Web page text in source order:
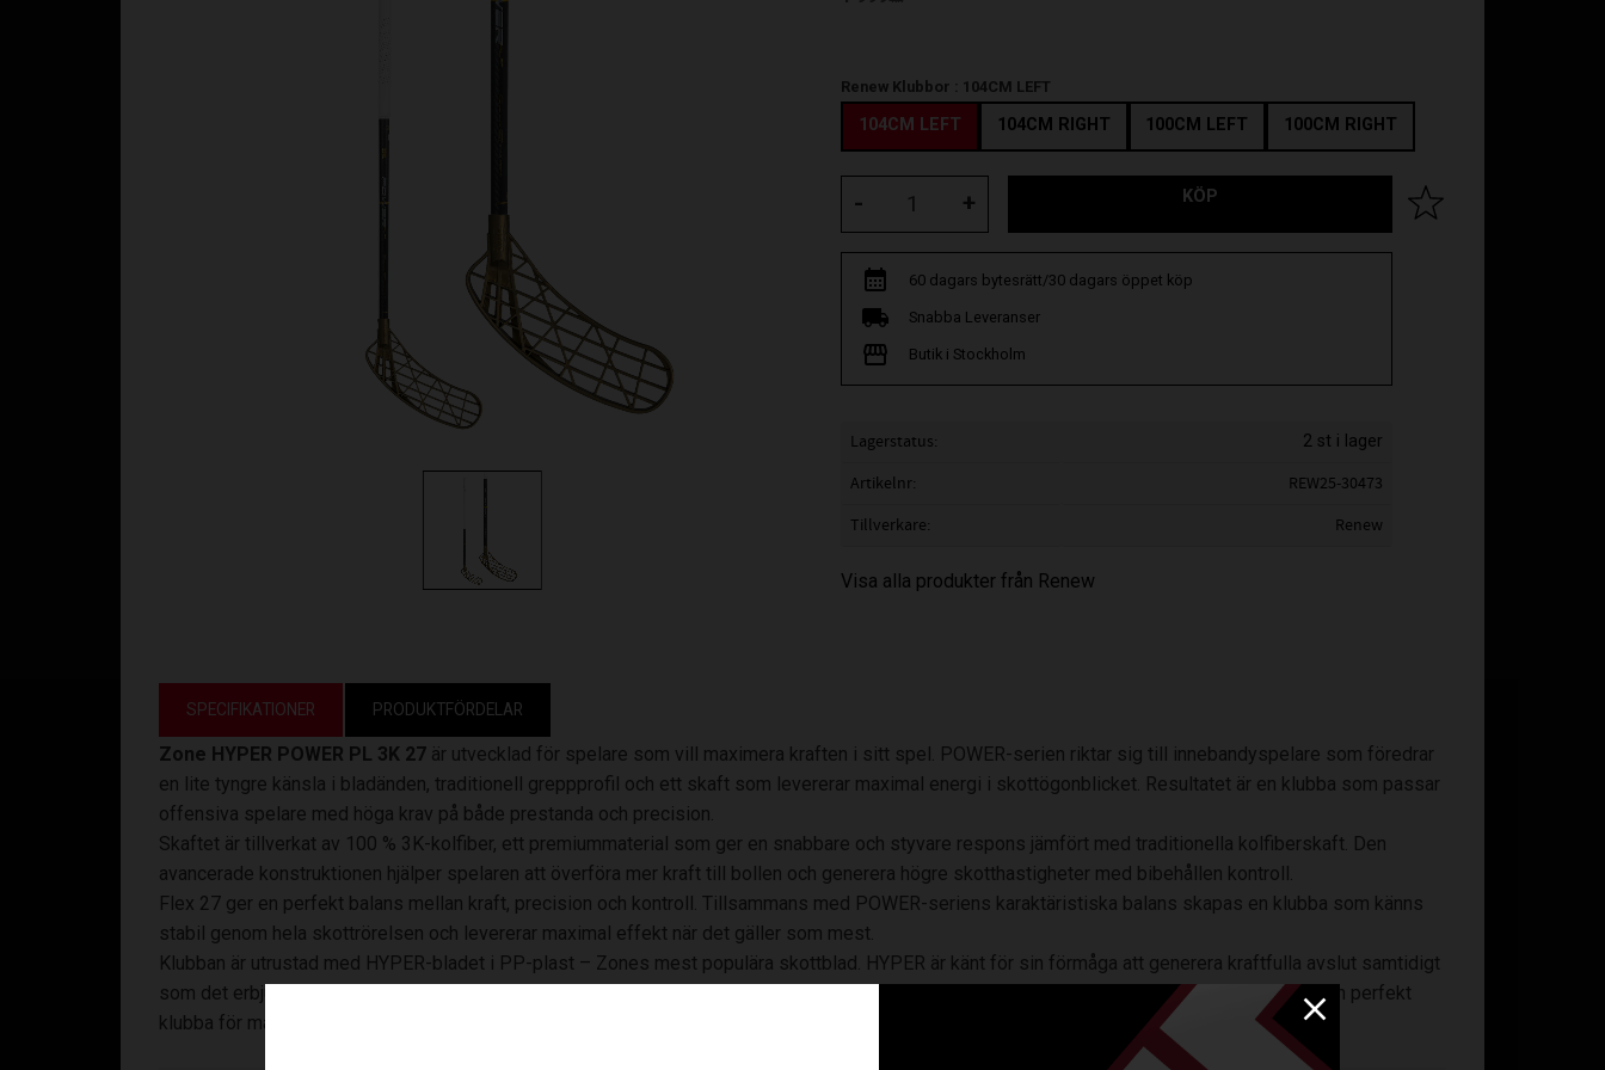
Renew Klubbor : 104CM LEFT
104CM LEFT 104CM RIGHT 100CM LEFT 100CM RIGHT
+
- KÖP Lägg till i favoriter
60 dagars bytesrätt/30 dagars öppet köp
Snabba Leveranser
Butik i Stockholm
Lagerstatus 2 st i lager
Artikelnr
REW25-30473
Tillverkare
Renew
Visa alla produkter från Renew
SPECIFIKATIONER PRODUKTFÖRDELAR
Zone HYPER POWER PL 3K 27är utvecklad för spelare som vill maximera kraften i sitt spel. POWER-serien riktar sig till innebandyspelare som föredrar
en lite tyngre känsla i bladänden, traditionell greppprofil och ett skaft som levererar maximal energi i skottögonblicket. Resultatet är en klubba som passar
offensiva spelare med höga krav på både prestanda och precision.
Skaftet är tillverkat av 100 % 3K-kolfiber, ett premiummaterial som ger en snabbare och styvare respons jämfört med traditionella kolfiberskaft. Den
avancerade konstruktionen hjälper spelaren att överföra mer kraft till bollen och generera högre skotthastigheter med bibehållen kontroll.
Flex 27 ger en perfekt balans mellan kraft, precision och kontroll. Tillsammans med POWER-seriens karaktäristiska balans skapas en klubba som känns
stabil genom hela skottrörelsen och levererar maximal effekt när det gäller som mest.
Klubban är utrustad med HYPER-bladet i PP-plast – Zones mest populära skottblad. HYPER är känt för sin förmåga att generera kraftfulla avslut samtidigt
som det erbjuder hög kontroll och god spelkänsla. Kombinationen av det explosiva 3K-skaftet och det offensiva HYPER-bladet gör detta till en perfekt
klubba för målskyttar och spelare som vill dominera offensivt.